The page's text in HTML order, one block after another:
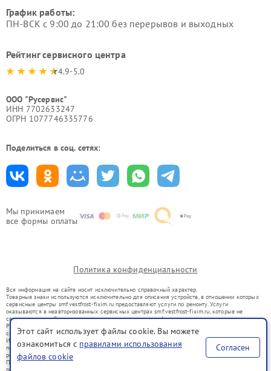
Мы принимаем
все формы оплаты
График работы:
ПН-ВСК с 9:00 до 21:00 без перерывов и выходных
Рейтинг сервисного центра
4.9-5.0
ООО "Русервис"
ИНН 7702633247
ОГРН 1077746335776
Поделиться в соц. сетях:
Политика конфиденциальности
Вся информация на сайте носит исключительно справочный характер.
Товарные знаки используются исключительно для описания устройств, в отношении которых
сервисные центры smf.vestfrost-fixim.ru предоставляют услуги по ремонту. Услуги
оказываются в неавторизованных сервисных центрах smf.vestfrost-fixim.ru, которые не
связаны с правообладателями товарных знаков или их официальными представителями.
Ремонт осуществляется для устройств, уже введенных в гражданский оборот в соответствии
со статьей 1487 ГК РФ.
Использование товарных знаков не преследует цели индивидуализации услуг или введения
потребителей в заблуждение, а служит для информирования о предоставляемых услугах по
ремонту техники указанных брендов.
Представленная на сайте информация не является публичной офертой, определяемой
положениями Статьи 437(2) Гражданского кодекса РФ
Этот сайт использует файлы cookie. Вы можете
ознакомиться с правилами использования
файлов cookie
Согласен